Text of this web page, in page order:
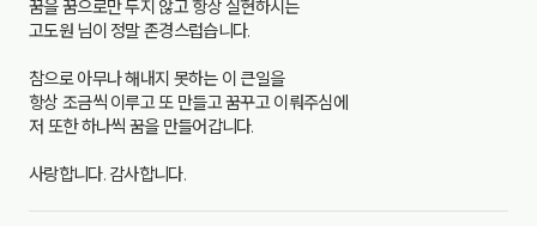
꿈을 꿈으로만 두지 않고 항상 실현하시는
고도원 님이 정말 존경스럽습니다.
참으로 아무나 해내지 못하는 이 큰일을
항상 조금씩 이루고 또 만들고 꿈꾸고 이뤄주심에
저 또한 하나씩 꿈을 만들어갑니다.
사랑합니다. 감사합니다.